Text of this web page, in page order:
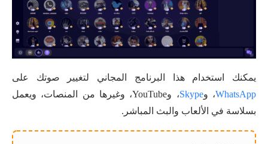
يمكنك استخدام هذا البرنامج المجاني لتغيير صوتك على
WhatsApp، وSkype
، وYouTube، وغيرها من المنصات، ويعمل
بسلاسة في الألعاب والبث المباشر.